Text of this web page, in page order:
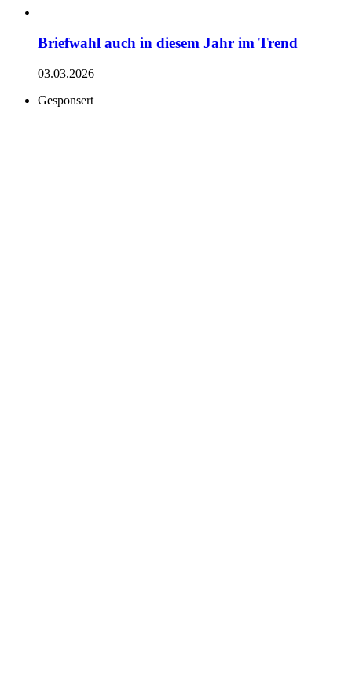
Briefwahl auch in diesem Jahr im Trend
03.03.2026
Gesponsert